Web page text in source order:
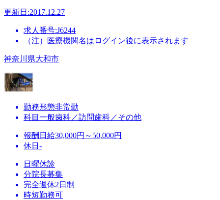
更新日:2017.12.27
求人番号:J6244
（注）医療機関名はログイン後に表示されます
神奈川県大和市
勤務形態非常勤
科目 一般歯科／訪問歯科／その他
報酬 日給30,000円～50,000円
休日 -
日曜休診
分院長募集
完全週休2日制
時短勤務可